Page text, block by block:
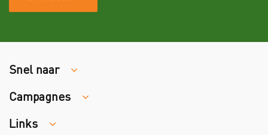
Snel naar
Traumaopvang
Melden van een arbeidsongeval
Campagnes
Week van de Teek
Links